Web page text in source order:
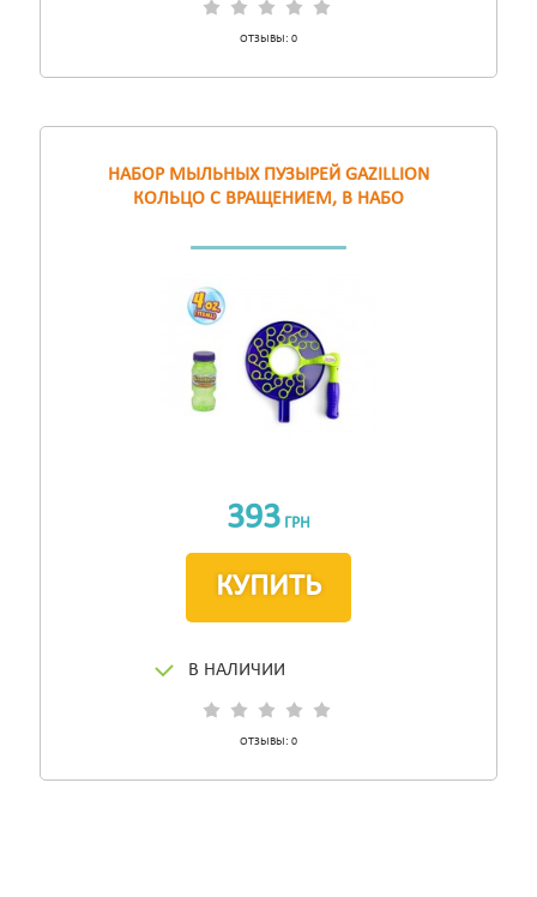
ОТЗЫВЫ: 0
НАБОР МЫЛЬНЫХ ПУЗЫРЕЙ GAZILLION
КОЛЬЦО С ВРАЩЕНИЕМ, В НАБО
393 ГРН
КУПИТЬ
ОТЗЫВЫ: 0
В НАЛИЧИИ